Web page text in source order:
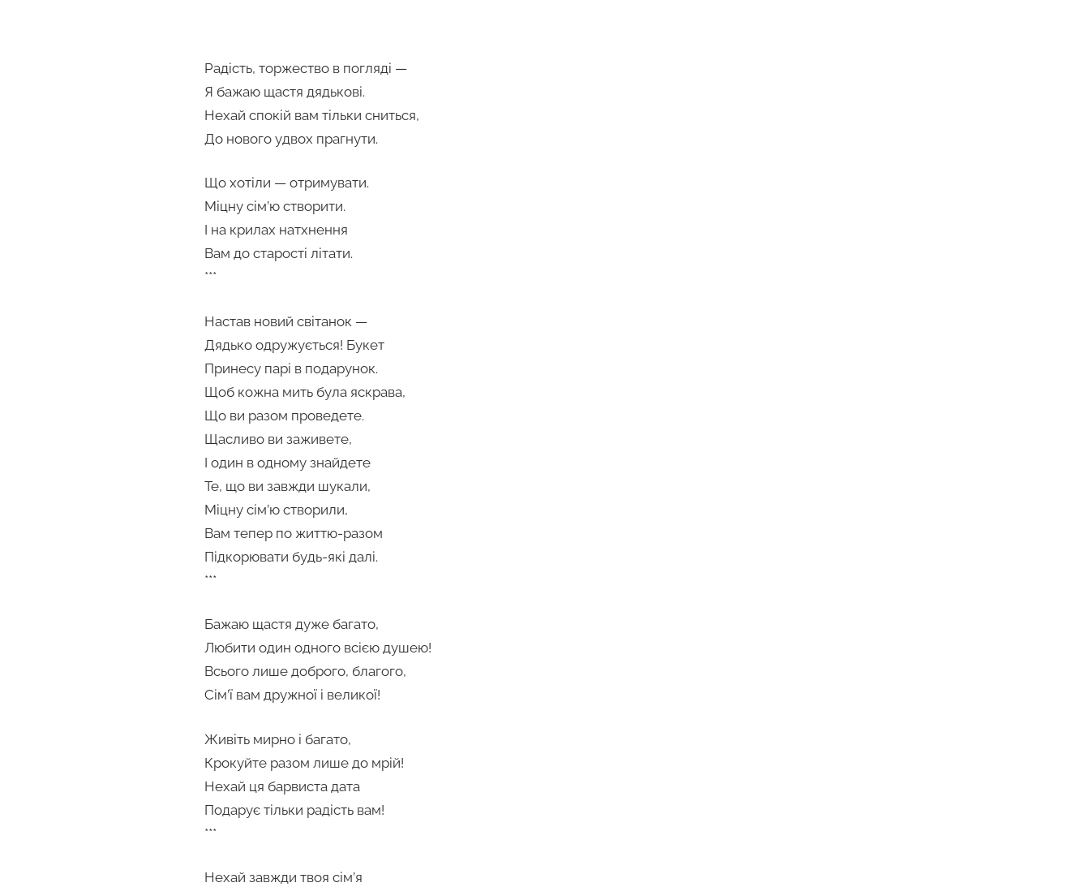
Радість, торжество в погляді —
Я бажаю щастя дядькові.
Нехай спокій вам тільки сниться,
До нового удвох прагнути.
Що хотіли — отримувати.
Міцну сім’ю створити.
І на крилах натхнення
Вам до старості літати.
***
Настав новий світанок —
Дядько одружується! Букет
Принесу парі в подарунок.
Щоб кожна мить була яскрава,
Що ви разом проведете.
Щасливо ви заживете,
І один в одному знайдете
Те, що ви завжди шукали,
Міцну сім’ю створили,
Вам тепер по життю-разом
Підкорювати будь-які далі.
***
Бажаю щастя дуже багато,
Любити один одного всією душею!
Всього лише доброго, благого,
Сім’ї вам дружної і великої!
Живіть мирно і багато,
Крокуйте разом лише до мрій!
Нехай ця барвиста дата
Подарує тільки радість вам!
***
Нехай завжди твоя сім’я